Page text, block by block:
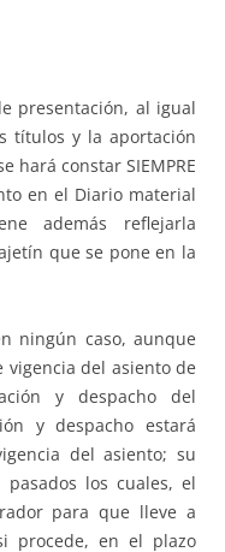
al igual
títulos y la aportación
hará constar SIEMPRE
en el Diario material
además reflejarla
que se pone en la
caso, aunque
vigencia del asiento de
y despacho del
y despacho estará
del asiento; su
los cuales, el
para que lleve a
procede, en el plazo